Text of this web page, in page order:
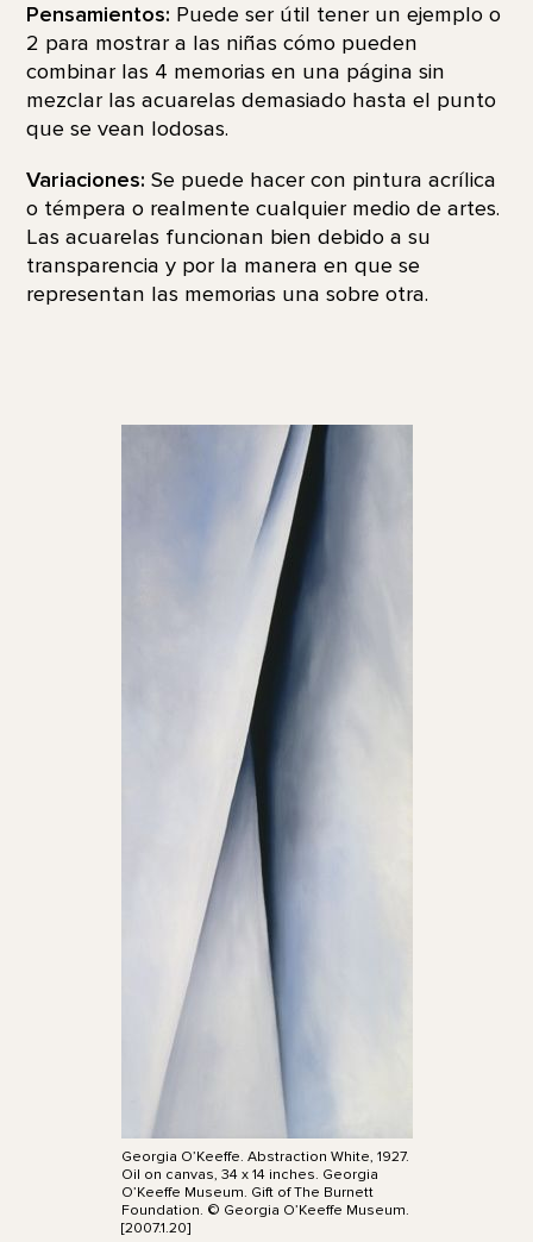
Pensamientos: Puede ser útil tener un ejemplo o
2 para mostrar a las niñas cómo pueden
combinar las 4 memorias en una página sin
mezclar las acuarelas demasiado hasta el punto
que se vean lodosas.
Variaciones: Se puede hacer con pintura acrílica
o témpera o realmente cualquier medio de artes.
Las acuarelas funcionan bien debido a su
transparencia y por la manera en que se
representan las memorias una sobre otra.
Georgia O’Keeffe. Abstraction White, 1927.
Oil on canvas, 34 x 14 inches. Georgia
O’Keeffe Museum. Gift of The Burnett
Foundation. © Georgia O’Keeffe Museum.
[2007.1.20]